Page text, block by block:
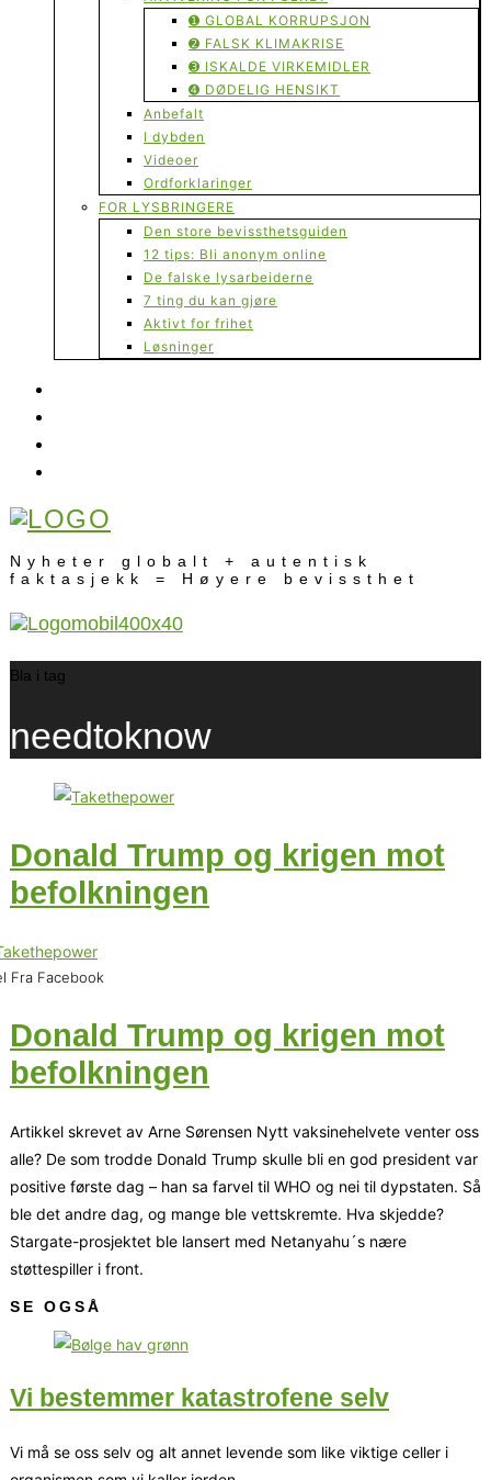
➊ GLOBAL KORRUPSJON
➋ FALSK KLIMAKRISE
➌ ISKALDE VIRKEMIDLER
➍ DØDELIG HENSIKT
Anbefalt
I dybden
Videoer
Ordforklaringer
FOR LYSBRINGERE
Den store bevissthetsguiden
12 tips: Bli anonym online
De falske lysarbeiderne
7 ting du kan gjøre
Aktivt for frihet
Løsninger
Nyheter globalt + autentisk
faktasjekk = Høyere bevissthet
Bla i tag
needtoknow
Donald Trump og krigen mot
befolkningen
Fra Facebook
Donald Trump og krigen mot
befolkningen
Artikkel skrevet av Arne Sørensen Nytt vaksinehelvete venter oss
alle? De som trodde Donald Trump skulle bli en god president var
positive første dag – han sa farvel til WHO og nei til dypstaten. Så
ble det andre dag, og mange ble vettskremte. Hva skjedde?
Stargate-prosjektet ble lansert med Netanyahu´s nære
støttespiller i front.
SE OGSÅ
Vi bestemmer katastrofene selv
Vi må se oss selv og alt annet levende som like viktige celler i